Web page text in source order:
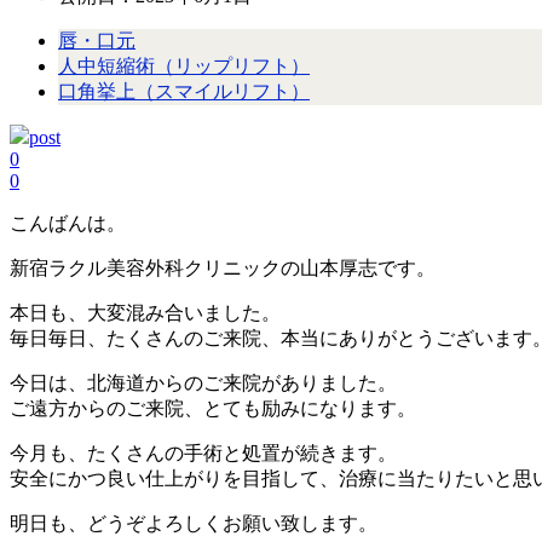
唇・口元
人中短縮術（リップリフト）
口角挙上（スマイルリフト）
post
0
0
こんばんは。
新宿ラクル美容外科クリニックの山本厚志です。
本日も、大変混み合いました。
毎日毎日、たくさんのご来院、本当にありがとうございます。
今日は、北海道からのご来院がありました。
ご遠方からのご来院、とても励みになります。
今月も、たくさんの手術と処置が続きます。
安全にかつ良い仕上がりを目指して、治療に当たりたいと思
明日も、どうぞよろしくお願い致します。